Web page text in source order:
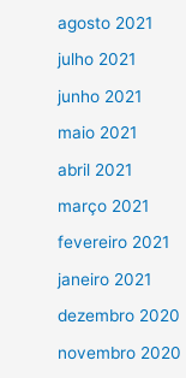
agosto 2021
julho 2021
junho 2021
maio 2021
abril 2021
março 2021
fevereiro 2021
janeiro 2021
dezembro 2020
novembro 2020